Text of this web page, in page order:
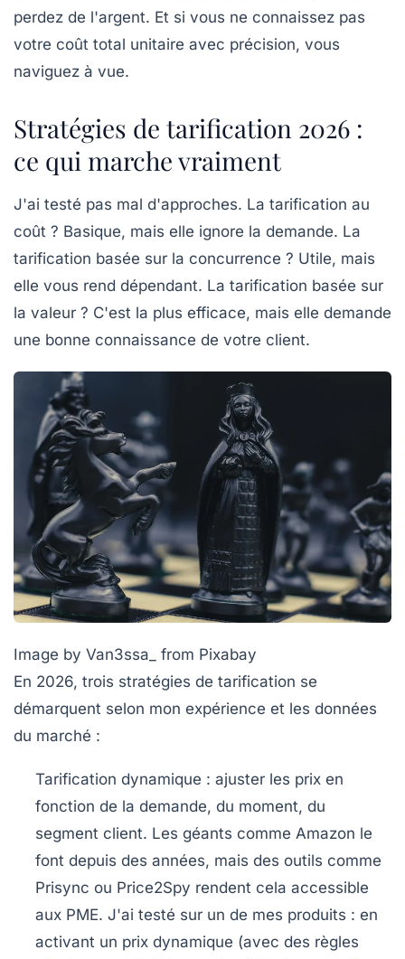
perdez de l'argent. Et si vous ne connaissez pas
votre coût total unitaire avec précision, vous
naviguez à vue.
Stratégies de tarification 2026 :
ce qui marche vraiment
J'ai testé pas mal d'approches. La tarification au
coût ? Basique, mais elle ignore la demande. La
tarification basée sur la concurrence ? Utile, mais
elle vous rend dépendant. La tarification basée sur
la valeur ? C'est la plus efficace, mais elle demande
une bonne connaissance de votre client.
Image by Van3ssa_ from Pixabay
En 2026, trois stratégies de tarification se
démarquent selon mon expérience et les données
du marché :
Tarification dynamique : ajuster les prix en
fonction de la demande, du moment, du
segment client. Les géants comme Amazon le
font depuis des années, mais des outils comme
Prisync ou Price2Spy rendent cela accessible
aux PME. J'ai testé sur un de mes produits : en
activant un prix dynamique (avec des règles